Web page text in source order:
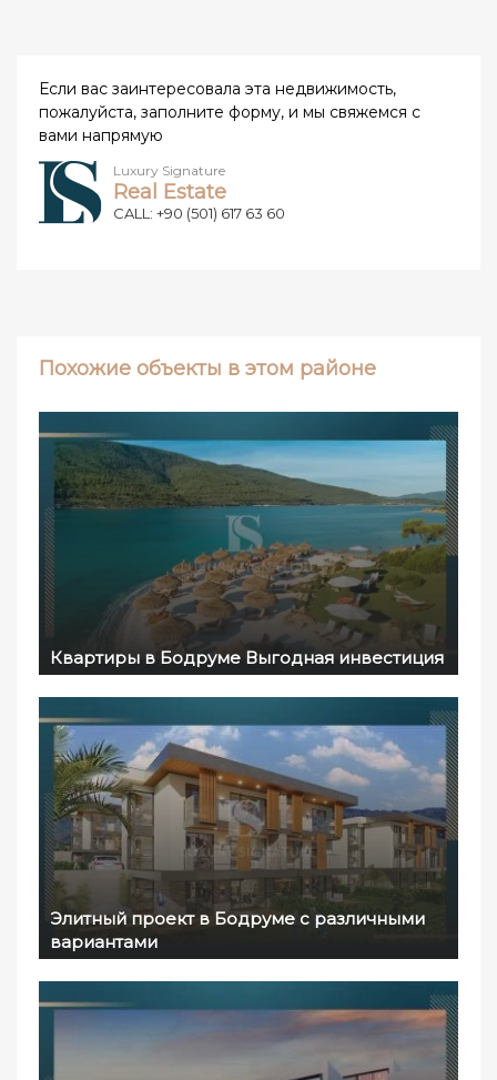
Если вас заинтересовала эта недвижимость,
пожалуйста, заполните форму, и мы свяжемся с
вами напрямую
Luxury Signature
Real Estate
CALL: +90 (501) 617 63 60
Похожие объекты в этом районе
Квартиры в Бодруме Выгодная инвестиция
Элитный проект в Бодруме с различными
вариантами